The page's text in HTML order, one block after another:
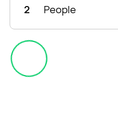
2 People